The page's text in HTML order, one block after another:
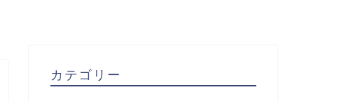
カテゴリー